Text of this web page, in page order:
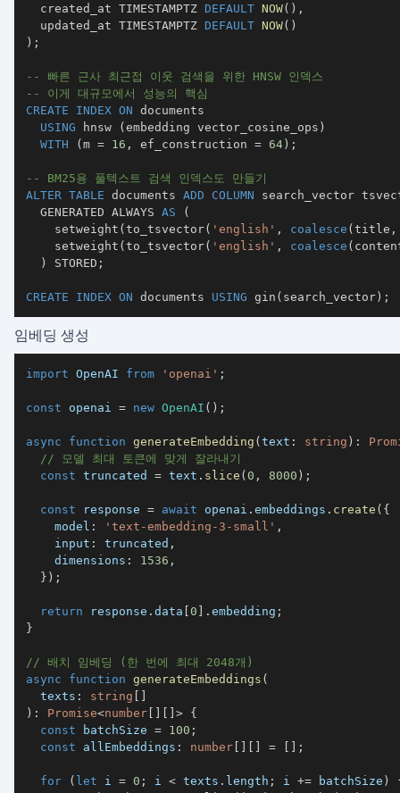
  created_at TIMESTAMPTZ
DEFAULT NOW( ) ,
  updated_at TIMESTAMPTZ
DEFAULT NOW( )
) ;
-- 빠른 근사 최근접 이웃 검색을 위한 HNSW 인덱스
-- 이게 대규모에서 성능의 핵심
CREATE
INDEX ON
USING hnsw (embedding vector_cosine_ops )
WITH
(m = 16 , ef_construction = 64) ;
-- BM25용 풀텍스트 검색 인덱스도 만들기
ALTER TABLE documents ADD
COLUMN
  GENERATED ALWAYS
AS
(
    setweight
(to_tsvector( 'english' , coalesce (title ,
    setweight
(to_tsvector( 'english' , coalesce (
)
STORED ;
CREATE INDEX ON documents USING gin ( search_vector) ;
임베딩 생성
import OpenAI from 'openai' ;
const openai = new OpenAI ( ) ;
async function generateEmbedding (text : string ) :
// 모델 최대 토큰에 맞게 잘라내기
const truncated = text . slice (0 , 8000 ) ;
const response = await openai . embeddings . create ( {
    model
: 'text-embedding-3-small' ,
    input
: truncated ,
    dimensions
: 1536 ,
} ) ;
return response . data [0 ] . embedding ;
}
// 배치 임베딩 (한 번에 최대 2048개)
async
function generateEmbeddings (
  texts
: string [ ]
) : Promise<number [ ] [ ] > {
const batchSize = 100 ;
const allEmbeddings : number [ ] [ ] = [ ] ;
for ( let i = 0 ; i < texts . length ; i += batchSize )